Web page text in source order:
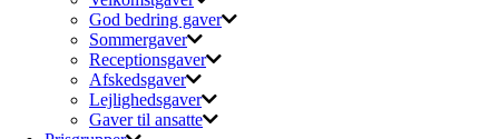
God bedring gaver
Sommergaver
Receptionsgaver
Afskedsgaver
Lejlighedsgaver
Gaver til ansatte